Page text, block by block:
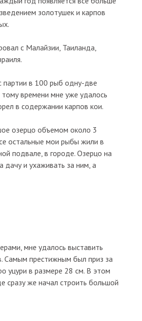
золотушек и карпов
с Малайзии, Таиланда,
партии в 100 рыб одну-две
времени мне уже удалось
в содержании карпов кои.
озерцо объемом около 3
остальные мои рыбы жили в
подвале, в городе. Озерцо на
дачу и ухаживать за ним, а
мне удалось выставить
Самым престижным был приз за
уцури в размере 28 см. В этом
сразу же начал строить большой